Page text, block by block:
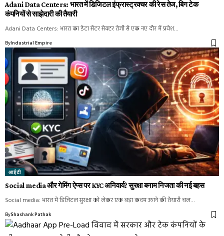
Adani Data Centers: भारत में डिजिटल इंफ्रास्ट्रक्चर की रेस तेज, बिग टेक
कंपनियों से साझेदारी की तैयारी
Adani Data Centers: भारत का डेटा सेंटर सेक्टर तेजी से एक नए दौर में प्रवेश…
ByIndustrial Empire
आईटी
Social media और गेमिंग ऐप्स पर KYC अनिवार्य? सुरक्षा बनाम निजता की नई बहस
Social media: भारत में डिजिटल सुरक्षा को लेकर एक बड़ा कदम उठाने की तैयारी चल…
ByShashank Pathak